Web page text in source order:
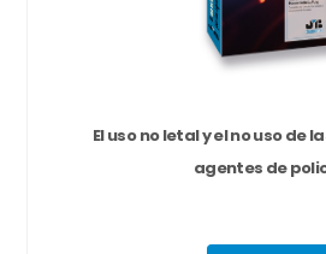
El uso no letal y el no uso de
agentes de